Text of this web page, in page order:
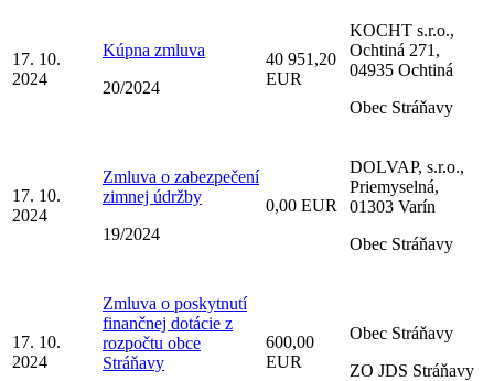
17. 10.
2024
Kúpna zmluva
20/2024
40 951,20
EUR
KOCHT s.r.o.,
Ochtiná 271,
04935 Ochtiná
Obec Stráňavy
17. 10.
2024
Zmluva o zabezpečení
zimnej údržby
19/2024
0,00 EUR
DOLVAP, s.r.o.,
Priemyselná,
01303 Varín
Obec Stráňavy
17. 10.
2024
Zmluva o poskytnutí
finančnej dotácie z
rozpočtu obce
Stráňavy
600,00
EUR
Obec Stráňavy
ZO JDS Stráňavy